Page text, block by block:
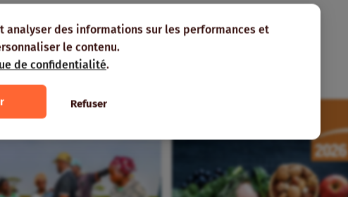
des informations sur les performances et
le contenu.
de confidentialité.
Refuser